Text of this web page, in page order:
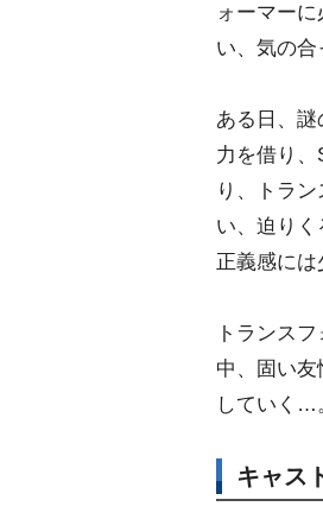
ォーマー
い、気の合
ある日、
力を借り
り、トラ
い、迫り
正義感には
トランス
中、固い
していく…
キャス